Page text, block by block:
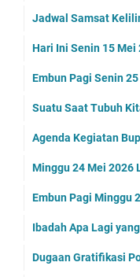
Jadwal Samsat
Hari Ini Senin 15 Mei
Embun Pagi Senin
Suatu Saat Tubuh
Agenda Kegiatan
Minggu 24 Mei 2026
Embun Pagi Minggu
Ibadah Apa Lagi
Dugaan Gratifikasi